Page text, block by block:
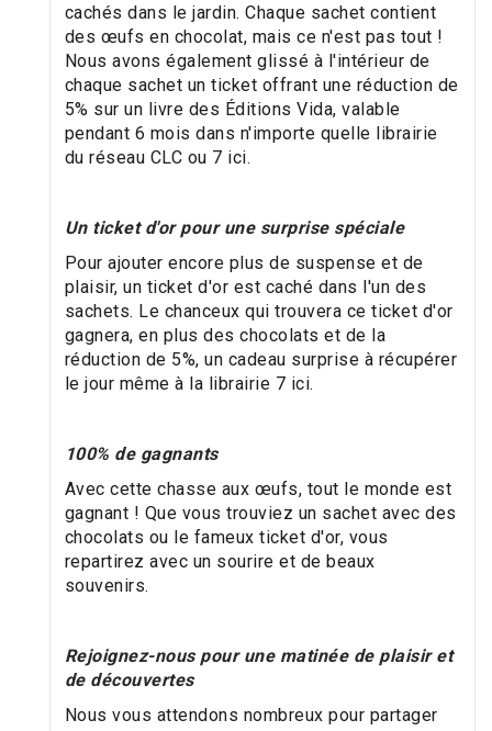
cachés dans le jardin. Chaque sachet contient
des œufs en chocolat, mais ce n'est pas tout !
Nous avons également glissé à l'intérieur de
chaque sachet un ticket offrant une réduction de
5% sur un livre des Éditions Vida, valable
pendant 6 mois dans n'importe quelle librairie
du réseau CLC ou 7 ici.
Un ticket d'or pour une surprise spéciale
Pour ajouter encore plus de suspense et de
plaisir, un ticket d'or est caché dans l'un des
sachets. Le chanceux qui trouvera ce ticket d'or
gagnera, en plus des chocolats et de la
réduction de 5%, un cadeau surprise à récupérer
le jour même à la librairie 7 ici.
100% de gagnants
Avec cette chasse aux œufs, tout le monde est
gagnant ! Que vous trouviez un sachet avec des
chocolats ou le fameux ticket d'or, vous
repartirez avec un sourire et de beaux
souvenirs.
Rejoignez-nous pour une matinée de plaisir et
de découvertes
Nous vous attendons nombreux pour partager